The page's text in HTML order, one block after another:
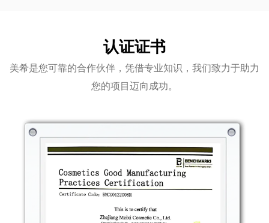
认证证书
美希是您可靠的合作伙伴，凭借专业知识，我们致力于助力
您的项目迈向成功。